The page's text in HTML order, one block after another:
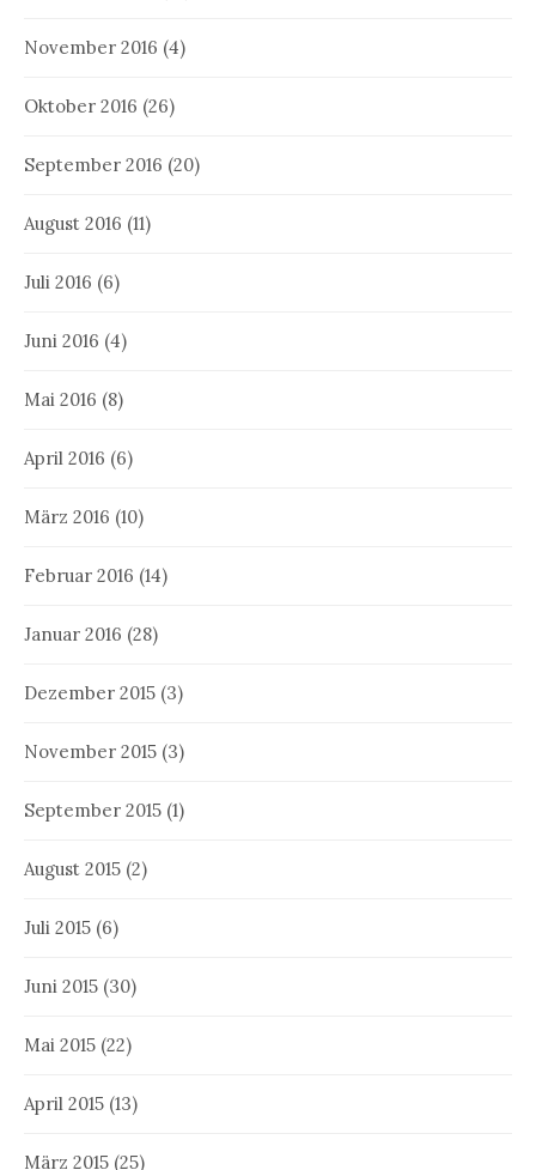
November 2016 (4)
Oktober 2016 (26)
September 2016 (20)
August 2016 (11)
Juli 2016 (6)
Juni 2016 (4)
Mai 2016 (8)
April 2016 (6)
März 2016 (10)
Februar 2016 (14)
Januar 2016 (28)
Dezember 2015 (3)
November 2015 (3)
September 2015 (1)
August 2015 (2)
Juli 2015 (6)
Juni 2015 (30)
Mai 2015 (22)
April 2015 (13)
März 2015 (25)